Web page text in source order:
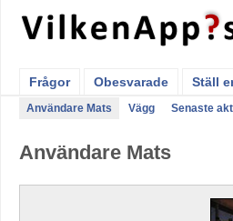
Frågor Obesvarade Ställ
Användare Mats Vägg Senaste
Användare Mats